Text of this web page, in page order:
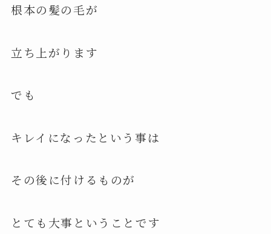
根本の髪の毛が
立ち上がります
でも
キレイになったという事は
その後に付けるものが
とても大事ということです